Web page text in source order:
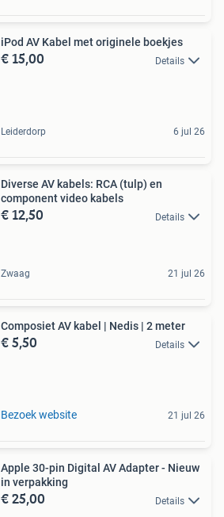
iPod AV Kabel met originele boekjes
€ 15,00 Details
Leiderdorp 6 jul 26
Diverse AV kabels: RCA (tulp) en
component video kabels
€ 12,50 Details
Zwaag 21 jul 26
Composiet AV kabel | Nedis | 2 meter
€ 5,50 Details
Bezoek website 21 jul 26
Apple 30-pin Digital AV Adapter - Nieuw
in verpakking
€ 25,00 Details